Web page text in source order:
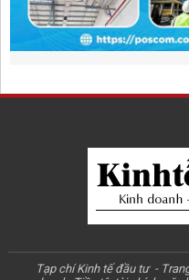
Tạp chí Kinh tế đầu tư -